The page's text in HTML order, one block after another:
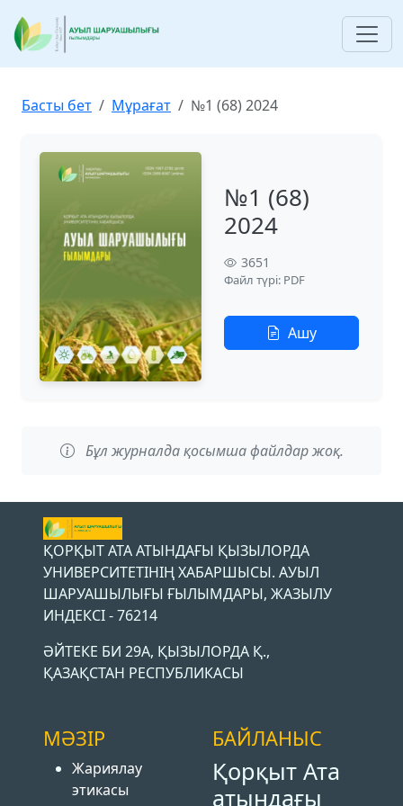
Басты бет Мұрағат №1 (68) 2024
№1 (68)
2024
3651
Файл түрі: PDF
Ашу
Бұл журналда қосымша файлдар жоқ.
ҚОРҚЫТ АТА АТЫНДАҒЫ ҚЫЗЫЛОРДА
УНИВЕРСИТЕТІНІҢ ХАБАРШЫСЫ. АУЫЛ
ШАРУАШЫЛЫҒЫ ҒЫЛЫМДАРЫ, ЖАЗЫЛУ
ИНДЕКСІ - 76214
ӘЙТЕКЕ БИ 29А, ҚЫЗЫЛОРДА Қ.,
ҚАЗАҚСТАН РЕСПУБЛИКАСЫ
МӘЗІР
Жариялау
этикасы
БАЙЛАНЫС
Қорқыт Ата
атындағы